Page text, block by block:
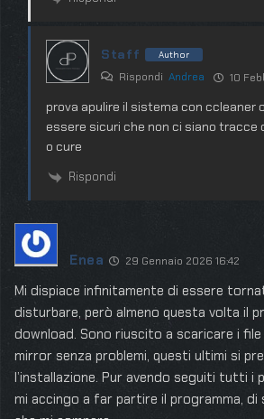
Staff Author
Rispondi Andrea 10
prova apulire il sistema con ccleaner
essere sicuri che non ci siano tracce
o cure
Rispondi
Enea 29 Gennaio 2026 16:42
Mi dispiace infinitamente di essere
disturbare, però almeno questa volta il
download. Sono riuscito a scaricare i
mirror senza problemi, questi ultimi si
l’installazione. Pur avendo seguiti tutti i
mi accingo a far partire il programma,